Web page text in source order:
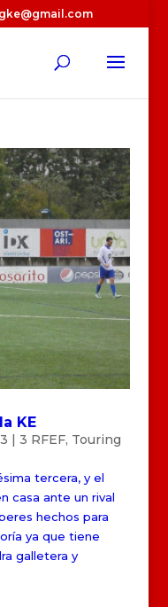
KE
| 3 RFEF, Touring
tercera, y el
casa ante un rival
hechos para
ya que tiene
galletera y